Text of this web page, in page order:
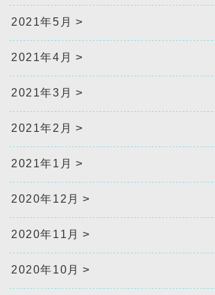
2021年5月
2021年4月
2021年3月
2021年2月
2021年1月
2020年12月
2020年11月
2020年10月